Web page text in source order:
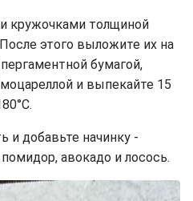
кружочками толщиной
этого выложите их на
бумагой,
и выпекайте 15
и добавьте начинку -
авокадо и лосось.